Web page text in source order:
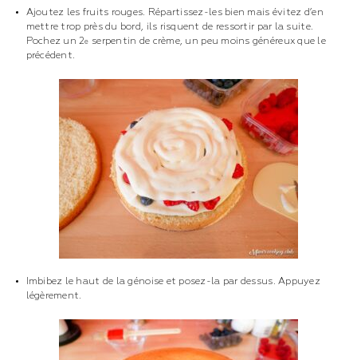
Ajoutez les fruits rouges. Répartissez-les bien mais évitez d’en
mettre trop près du bord, ils risquent de ressortir par la suite.
Pochez un 2e serpentin de crème, un peu moins généreux que le
précédent.
Imbibez le haut de la génoise et posez-la par dessus. Appuyez
légèrement.